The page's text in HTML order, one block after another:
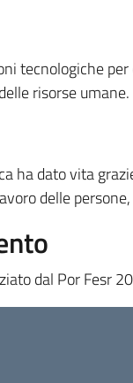
tecnologiche
risorse umane.
ha dato vita
delle
dal Por Fesr